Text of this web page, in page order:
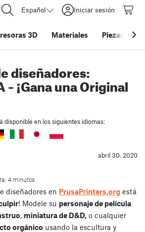
Español Iniciar sesión
3D Materiales Piezas y
diseñadores:
– ¡Gana una Original
disponible en los siguientes idiomas:
abril 30. 2020
4 minutos
diseñadores en PrusaPrinters.org está
! Modele su personaje de película
, miniatura de D&D, o cualquier
orgánico usando la escultura y